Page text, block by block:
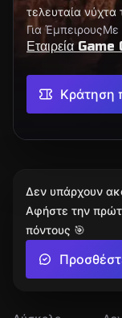
τελευταία
Για ΈμπειρουςΜε
Εταιρεία
Κράτηση
Δεν υπάρχουν
Αφήστε την
πόντους 🎯